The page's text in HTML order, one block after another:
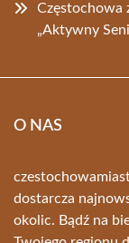
Częstochowa
„Aktywny
O NAS
dostarcza
okolic. Bądź na